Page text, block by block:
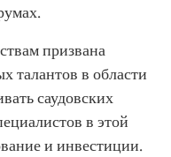
призвана
талантов в области
саудовских
в этой
и инвестиции.